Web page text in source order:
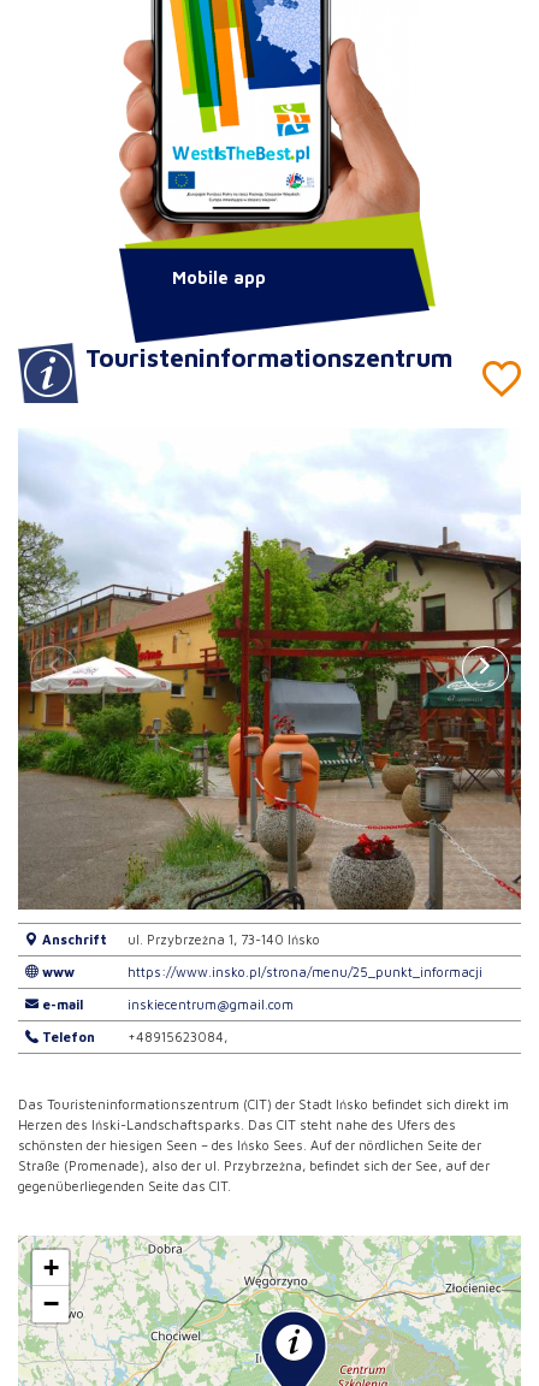
Touristeninformationszentrum
Anschrift ul. Przybrzeżna 1, 73-140 Ińsko
www https://www.insko.pl/strona/menu/25_punkt_informacji
e-mail inskiecentrum@gmail.com
Telefon +48915623084,
Das Touristeninformationszentrum (CIT) der Stadt Ińsko befindet sich direkt im
Herzen des Iński-Landschaftsparks. Das CIT steht nahe des Ufers des
schönsten der hiesigen Seen – des Ińsko Sees. Auf der nördlichen Seite der
Straße (Promenade), also der ul. Przybrzeżna, befindet sich der See, auf der
gegenüberliegenden Seite das CIT.
+
−
Mobile app